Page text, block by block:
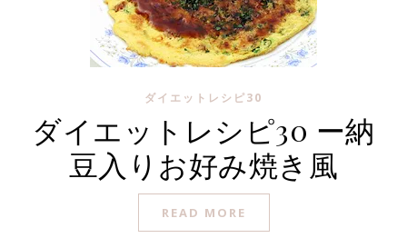
ダイエットレシピ30
ダイエットレシピ30 ー納
豆入りお好み焼き風
READ MORE